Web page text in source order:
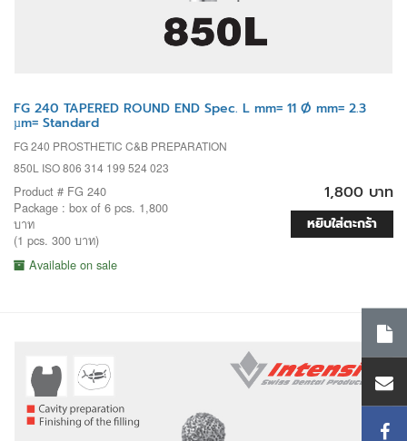
FG 240 TAPERED ROUND END Spec. L mm= 11 Ø mm= 2.3
µm= Standard
FG 240 PROSTHETIC C&B PREPARATION
850L ISO 806 314 199 524 023
Product # FG 240
Package : box of 6 pcs. 1,800
บาท
(1 pcs. 300 บาท)
Available on sale
1,800 บาท
หยิบใส่ตะกร้า